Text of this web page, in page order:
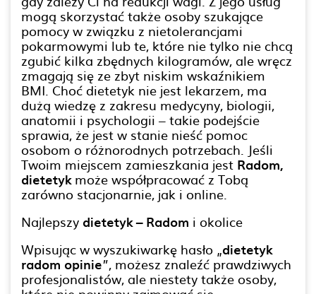
mogą skorzystać także osoby szukające
pomocy w związku z nietolerancjami
pokarmowymi lub te, które nie tylko nie chcą
zgubić kilka zbędnych kilogramów, ale wręcz
zmagają się ze zbyt niskim wskaźnikiem
BMI. Choć dietetyk nie jest lekarzem, ma
dużą wiedzę z zakresu medycyny, biologii,
anatomii i psychologii – takie podejście
sprawia, że jest w stanie nieść pomoc
osobom o różnorodnych potrzebach. Jeśli
Twoim miejscem zamieszkania jest Radom,
dietetykmoże współpracować z Tobą
zarówno stacjonarnie, jak i online.
Najlepszy dietetyk – Radom i okolice
Wpisując w wyszukiwarkę hasło „dietetyk
radom opinie”, możesz znaleźć prawdziwych
profesjonalistów, ale niestety także osoby,